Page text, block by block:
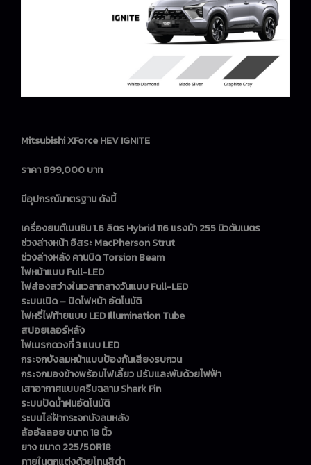
Mitsubishi XForce HEV IGNITE
ราคา 899,000 บาท
มีอุปกรณ์มาตรฐาน ดังนี้
เครื่องยนต์เบนซิน 1.6 ลิตร Hybrid 116 แรงม้า 255 นิวตันเมตร
ช่วงล่างหน้า อิสระ MacPherson Strut
ช่วงล่างหลัง คานบิด Torsion Beam
ไฟหน้าแบบ Full-LED
ไฟส่องสว่างในเวลากลางวันแบบ Full-LED
ระบบเปิด – ปิดไฟหน้า อัตโนมัติ
ไฟหรี่ไฟท้ายแบบ LED Illumination Tube
สปอยเลอร์หลัง
ไฟเบรกดวงที่ 3 แบบ LED
กระจกบังลมหน้าแบบป้องกันเสียงรบกวน
กระจกมองข้างพร้อมไฟเลี้ยว ปรับและพับด้วยไฟฟ้า
เสาอากาศแบบครีบฉลาม Shark Fin
ระบบปัดน้ำฝนอัตโนมัติ
ระบบไล่ฝ้ากระจกบังลมหลัง
ล้ออัลลอย ขนาด 18 นิ้ว
ยาง ขนาด 225/50R18
ภายในตกแต่งด้วยโทนสีดำ